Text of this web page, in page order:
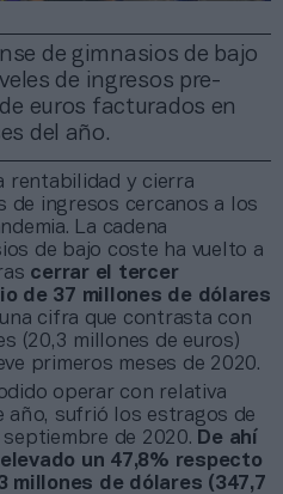
de gimnasios de bajo
de ingresos pre-
euros facturados en
del año.
rentabilidad y cierra
de ingresos cercanos a los
La cadena
de bajo coste ha vuelto a
cerrar el tercer
de 37 millones de dólares
cifra que contrasta con
(20,3 millones de euros)
primeros meses de 2020.
operar con relativa
año, sufrió los estragos de
septiembre de 2020. De ahí
un 47,8% respecto
millones de dólares (347,7